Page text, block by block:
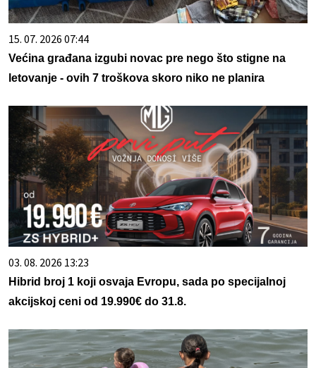
15. 07. 2026 07:44
Većina građana izgubi novac pre nego što stigne na
letovanje - ovih 7 troškova skoro niko ne planira
03. 08. 2026 13:23
Hibrid broj 1 koji osvaja Evropu, sada po specijalnoj
akcijskoj ceni od 19.990€ do 31.8.